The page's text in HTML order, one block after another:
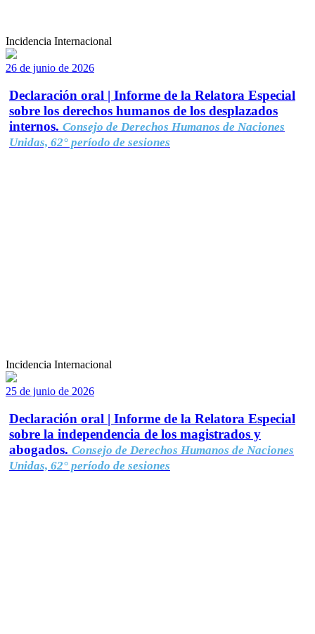
Incidencia Internacional
26 de junio de 2026
Declaración oral | Informe de la Relatora Especial
sobre los derechos humanos de los desplazados
internos. Consejo de Derechos Humanos de Naciones
Unidas, 62° período de sesiones
Incidencia Internacional
25 de junio de 2026
Declaración oral | Informe de la Relatora Especial
sobre la independencia de los magistrados y
abogados. Consejo de Derechos Humanos de Naciones
Unidas, 62° período de sesiones